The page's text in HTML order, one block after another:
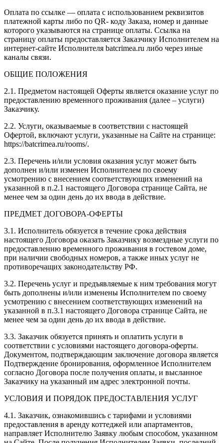
Оплата по ссылке — оплата с использованием реквизитов
платежной карты либо по QR- коду Заказа, номер и данные
которого указываются на странице оплаты. Ссылка на
страницу оплаты предоставляется Заказчику Исполнителем на
интернет-сайте Исполнителя batcrimea.ru либо через иные
каналы связи.
ОБЩИЕ ПОЛОЖЕНИЯ
2.1. Предметом настоящей Оферты является оказание услуг по
предоставлению временного проживания (далее – услуги)
Заказчику.
2.2. Услуги, оказываемые в соответствии с настоящей
Офертой, включают услуги, указанные на Сайте на странице:
https://batcrimea.ru/rooms/.
2.3. Перечень и/или условия оказания услуг может быть
дополнен и/или изменен Исполнителем по своему
усмотрению с внесением соответствующих изменений на
указанной в п.2.1 настоящего Договора странице Сайта, не
менее чем за один день до их ввода в действие.
ПРЕДМЕТ ДОГОВОРА-ОФЕРТЫ
3.1. Исполнитель обязуется в течение срока действия
настоящего Договора оказать Заказчику возмездные услуги по
предоставлению временного проживания в гостевом доме,
при наличии свободных номеров, а также иных услуг не
противоречащих законодательству РФ.
3.2. Перечень услуг и предъявляемые к ним требования могут
быть дополнены и/или изменены Исполнителем по своему
усмотрению с внесением соответствующих изменений на
указанной в п.3.1 настоящего Договора странице Сайта, не
менее чем за один день до их ввода в действие.
3.3. Заказчик обязуется принять и оплатить услуги в
соответствии с условиями настоящего договора-оферты.
Документом, подтверждающим заключение договора является
Подтверждение бронирования, оформленное Исполнителем
согласно Договора после получения оплаты, и высланное
Заказчику на указанный им адрес электронной почты.
УСЛОВИЯ И ПОРЯДОК ПРЕДОСТАВЛЕНИЯ УСЛУГ
4.1. Заказчик, ознакомившись с тарифами и условиями
предоставления в аренду коттеджей или апартаментов,
направляет Исполнителю Заявку любым способом, указанном